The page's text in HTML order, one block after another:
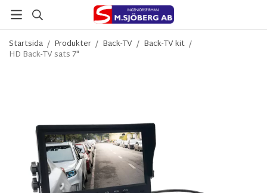
Startsida / Produkter / Back-TV / Back-TV kit /
HD Back-TV sats 7"